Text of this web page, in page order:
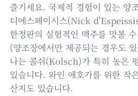
즐기세요. 국제적 경험이 있는 양
디에스페이시스(Nick
한정판의 실험적인 맥주를 맛볼
(양조장에서만 제공되는 경우도
나는 콜쉬(Kolsch)가 특히 높은
있습니다. 와인 애호가를 위한 작
산지도 있습니다.